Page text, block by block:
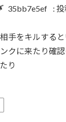
35bb7e5ef :
手をキルする
クに来たり確
り